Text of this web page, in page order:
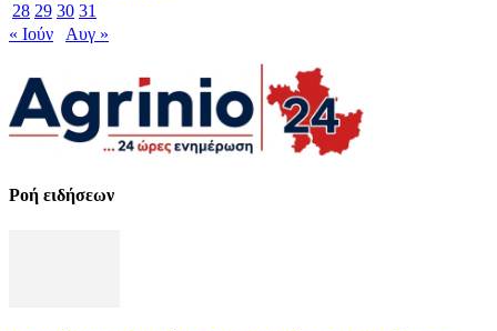
28 29 30 31
« Ιούν
Αυγ »
Ροή ειδήσεων